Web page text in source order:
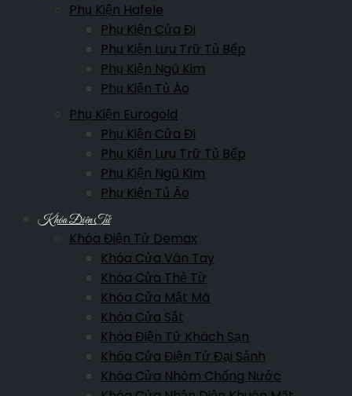
Phụ Kiện Hafele
Phụ Kiện Cửa Đi
Phụ Kiện Lưu Trữ Tủ Bếp
Phụ Kiện Ngũ Kim
Phụ Kiện Tủ Áo
Phụ Kiện Eurogold
Phụ Kiện Cửa Đi
Phụ Kiện Lưu Trữ Tủ Bếp
Phụ Kiện Ngũ Kim
Phụ Kiện Tủ Áo
Khóa Điện Tử
Khóa Điện Tử Demax
Khóa Cửa Vân Tay
Khóa Cửa Thẻ Từ
Khóa Cửa Mật Mã
Khóa Cửa Sắt
Khóa Điện Tử Khách Sạn
Khóa Cửa Điện Tử Đại Sảnh
Khóa Cửa Nhôm Chống Nước